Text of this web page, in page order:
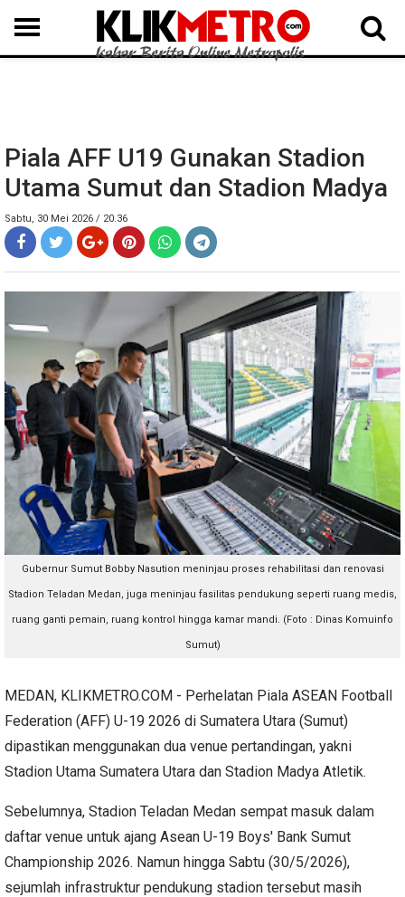
MEDAN LANGKAT DAIRI SAMOSIR TAPUT BATUBARA DELISERDANG
Piala AFF U19 Gunakan Stadion
Utama Sumut dan Stadion Madya
Sabtu, 30 Mei 2026 / 20.36
Gubernur Sumut Bobby Nasution meninjau proses rehabilitasi dan renovasi
Stadion Teladan Medan, juga meninjau fasilitas pendukung seperti ruang medis,
ruang ganti pemain, ruang kontrol hingga kamar mandi. (Foto : Dinas Komuinfo
Sumut)
MEDAN, KLIKMETRO.COM - Perhelatan Piala ASEAN Football
Federation (AFF) U-19 2026 di Sumatera Utara (Sumut)
dipastikan menggunakan dua venue pertandingan, yakni
Stadion Utama Sumatera Utara dan Stadion Madya Atletik.
Sebelumnya, Stadion Teladan Medan sempat masuk dalam
daftar venue untuk ajang Asean U-19 Boys' Bank Sumut
Championship 2026. Namun hingga Sabtu (30/5/2026),
sejumlah infrastruktur pendukung stadion tersebut masih